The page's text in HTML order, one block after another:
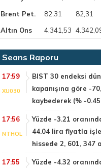
Brent Pet.
82,31 82,31
Altın Ons
4.341,53
Seans Raporu
17:59
XU030
BIST 30 endeksi
kapanışına göre -
kaybederek (% -
17:56
NTHOL
Yüzde -3.21
44.04 lira fiyatla
hissede 2, 601, 347
17:55
Yüzde -4.32